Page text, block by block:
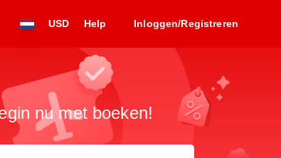
USD Help Inloggen/Registreren
nu met boeken!